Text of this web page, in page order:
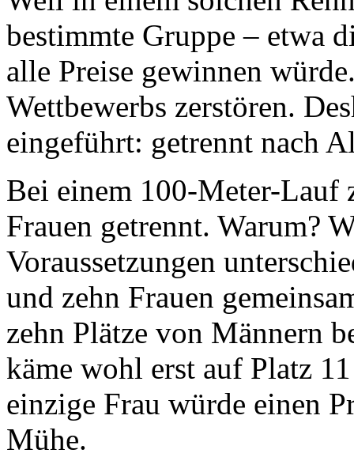
bestimmte Gruppe – etwa
alle Preise gewinnen
Wettbewerbs zerstören.
eingeführt: getrennt nach
Bei einem 100-Meter-Lauf
Frauen getrennt. Warum?
Voraussetzungen
und zehn Frauen
zehn Plätze von Männern
käme wohl erst auf Platz
einzige Frau würde einen
Mühe.